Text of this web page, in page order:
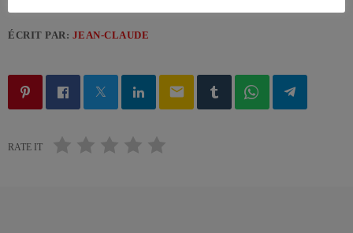
ÉCRIT PAR: JEAN-CLAUDE
email
RATE IT